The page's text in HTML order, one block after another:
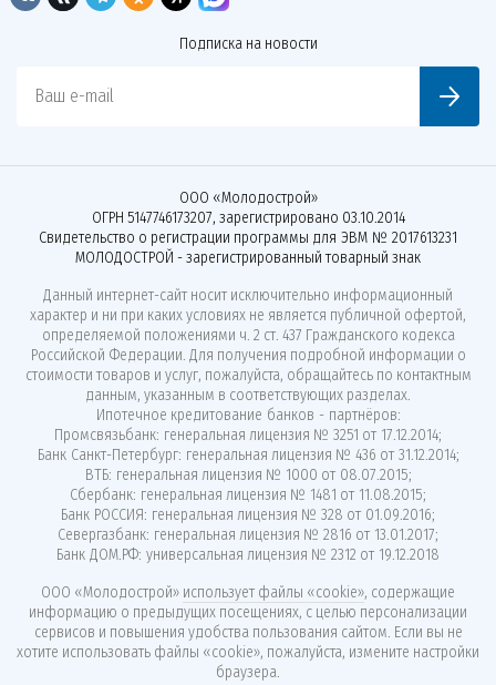
Подписка на новости
Ваш e-mail
ООО «Молодострой»
ОГРН 5147746173207, зарегистрировано 03.10.2014
Свидетельство о регистрации программы для ЭВМ № 2017613231
МОЛОДОСТРОЙ - зарегистрированный товарный знак
Данный интернет-сайт носит исключительно информационный
характер и ни при каких условиях не является публичной офертой,
определяемой положениями ч. 2 ст. 437 Гражданского кодекса
Российской Федерации. Для получения подробной информации о
стоимости товаров и услуг, пожалуйста, обращайтесь по контактным
данным, указанным в соответствующих разделах.
Ипотечное кредитование банков - партнёров:
Промсвязьбанк: генеральная лицензия № 3251 от 17.12.2014;
Банк Санкт-Петербург: генеральная лицензия № 436 от 31.12.2014;
ВТБ: генеральная лицензия № 1000 от 08.07.2015;
Сбербанк: генеральная лицензия № 1481 от 11.08.2015;
Банк РОССИЯ: генеральная лицензия № 328 от 01.09.2016;
Севергазбанк: генеральная лицензия № 2816 от 13.01.2017;
Банк ДОМ.РФ: универсальная лицензия № 2312 от 19.12.2018
ООО «Молодострой» использует файлы «cookie», содержащие
информацию о предыдущих посещениях, с целью персонализации
сервисов и повышения удобства пользования сайтом. Если вы не
хотите использовать файлы «cookie», пожалуйста, измените настройки
браузера.